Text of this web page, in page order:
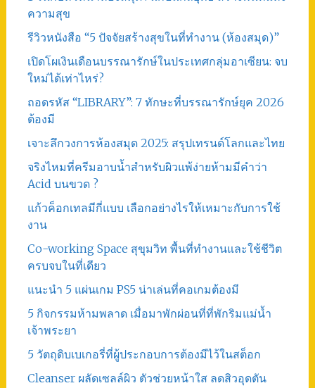
ความสุข
รีวิวหนังสือ “5 ปัจจัยสร้างสุขในที่ทำงาน (ห้องสมุด)”
เปิดโผเงินเดือนบรรณารักษ์ในประเทศกลุ่มอาเซียน: จบ
ใหม่ได้เท่าไหร่?
ถอดรหัส “LIBRARY”: 7 ทักษะที่บรรณารักษ์ยุค 2026
ต้องมี
เจาะลึกวงการห้องสมุด 2025: สรุปเทรนด์โลกและไทย
จริงไหมที่ครีมอาบน้ำสำหรับผิวแพ้ง่ายห้ามมีคำว่า
Acid บนขวด ?
แก้วค็อกเทลมีกี่แบบ เลือกอย่างไรให้เหมาะกับการใช้
งาน
Co-working Space สุขุมวิท พื้นที่ทำงานและใช้ชีวิต
ครบจบในที่เดียว
แนะนำ 5 แผ่นเกม PS5 น่าเล่นที่คอเกมต้องมี
5 กิจกรรมห้ามพลาด เมื่อมาพักผ่อนที่ที่พักริมแม่น้ำ
เจ้าพระยา
5 วัตถุดิบเบเกอรี่ที่ผู้ประกอบการต้องมีไว้ในสต็อก
Cleanser ผลัดเซลล์ผิว ตัวช่วยหน้าใส ลดสิวอุดตัน